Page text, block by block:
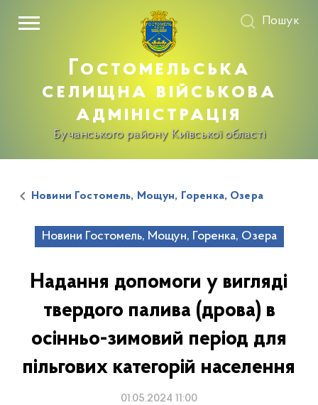
Гостомельська
селищна військова
адміністрація
Бучанського району Київської області
Пошук
Новини Гостомель, Мощун, Горенка, Озера
Новини Гостомель, Мощун, Горенка, Озера
Надання допомоги у вигляді
твердого палива (дрова) в
осінньо-зимовий період для
пільгових категорій населення
01.05.2024 11:00